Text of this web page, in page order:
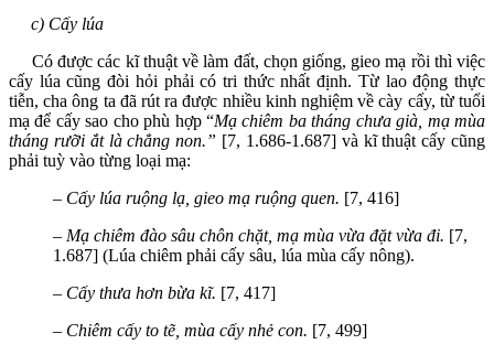
c) Cấy lúa
Có được các kĩ thuật về làm đất, chọn giống, gieo mạ rồi thì việc
cấy lúa cũng đòi hỏi phải có tri thức nhất định. Từ lao động thực
tiễn, cha ông ta đã rút ra được nhiều kinh nghiệm về cày cấy, từ tuổi
mạ để cấy sao cho phù hợp “Mạ chiêm ba tháng chưa già, mạ mùa
tháng rưỡi ắt là chẳng non.” [7, 1.686-1.687] và kĩ thuật cấy cũng
phải tuỳ vào từng loại mạ:
– Cấy lúa ruộng lạ, gieo mạ ruộng quen. [7, 416]
– Mạ chiêm đào sâu chôn chặt, mạ mùa vừa đặt vừa đi. [7,
1.687] (Lúa chiêm phải cấy sâu, lúa mùa cấy nông).
– Cấy thưa hơn bừa kĩ. [7, 417]
– Chiêm cấy to tẽ, mùa cấy nhẻ con. [7, 499]